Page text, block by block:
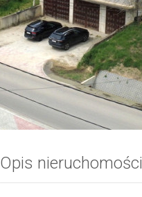
Opis nieruchomości